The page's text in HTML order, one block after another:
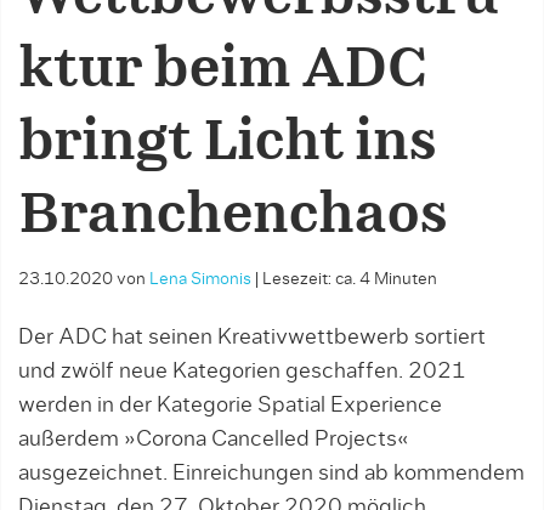
ktur beim ADC
bringt Licht ins
Branchenchaos
23.10.2020 von Lena Simonis Lesezeit: ca. 4 Minuten
Der ADC hat seinen Kreativwettbewerb sortiert
und zwölf neue Kategorien geschaffen. 2021
werden in der Kategorie Spatial Experience
außerdem »Corona Cancelled Projects«
ausgezeichnet. Einreichungen sind ab kommendem